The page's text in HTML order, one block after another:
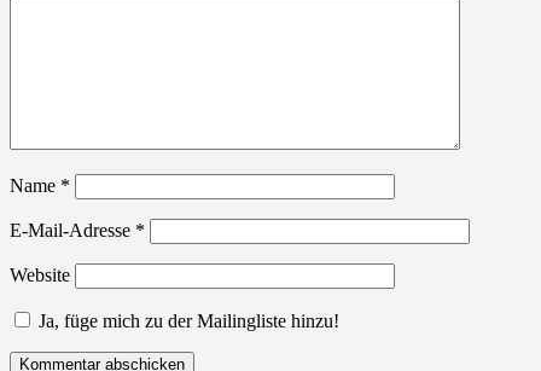
Name *
E-Mail-Adresse *
Website
Ja, füge mich zu der Mailingliste hinzu!